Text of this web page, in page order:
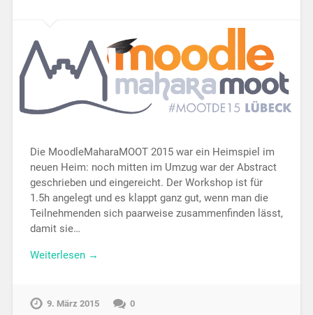
Die MoodleMaharaMOOT 2015 war ein Heimspiel im
neuen Heim: noch mitten im Umzug war der Abstract
geschrieben und eingereicht. Der Workshop ist für
1.5h angelegt und es klappt ganz gut, wenn man die
Teilnehmenden sich paarweise zusammenfinden lässt,
damit sie…
Weiterlesen →
9. März 2015 0